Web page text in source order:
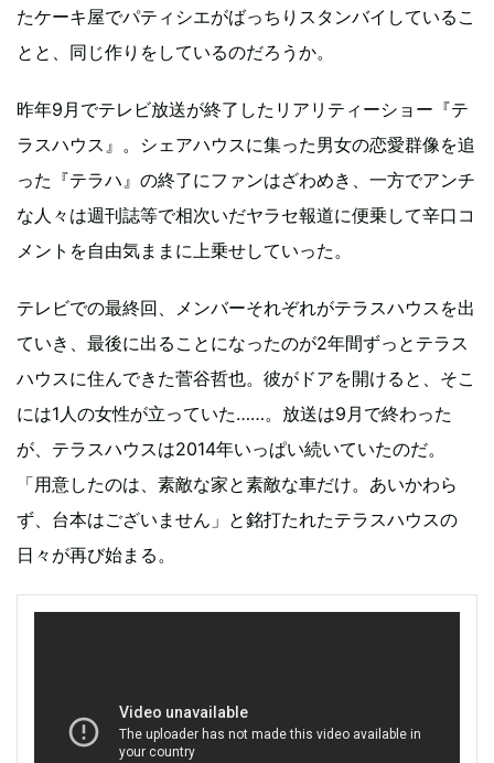
たケーキ屋でパティシエがばっちりスタンバイしているこ
とと、同じ作りをしているのだろうか。
昨年9月でテレビ放送が終了したリアリティーショー『テ
ラスハウス』。シェアハウスに集った男女の恋愛群像を追
った『テラハ』の終了にファンはざわめき、一方でアンチ
な人々は週刊誌等で相次いだヤラセ報道に便乗して辛口コ
メントを自由気ままに上乗せしていった。
テレビでの最終回、メンバーそれぞれがテラスハウスを出
ていき、最後に出ることになったのが2年間ずっとテラス
ハウスに住んできた菅谷哲也。彼がドアを開けると、そこ
には1人の女性が立っていた……。放送は9月で終わった
が、テラスハウスは2014年いっぱい続いていたのだ。
「用意したのは、素敵な家と素敵な車だけ。あいかわら
ず、台本はございません」と銘打たれたテラスハウスの
日々が再び始まる。